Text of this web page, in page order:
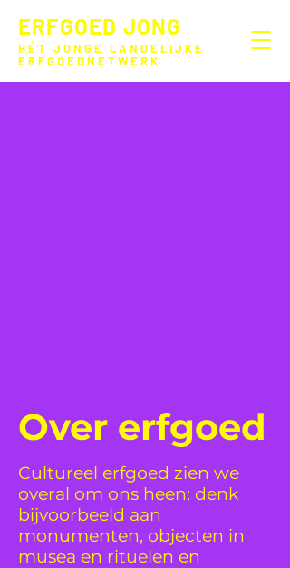
HÉT JONGE LANDELIJKE
ERFGOEDNETWERK
ERFGOED JONG
Over erfgoed
Cultureel erfgoed zien we
overal om ons heen: denk
bijvoorbeeld aan
monumenten, objecten in
musea en rituelen en